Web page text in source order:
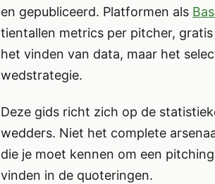
en gepubliceerd. Platformen als
tientallen metrics per pitcher,
het vinden van data, maar het
wedstrategie.
Deze gids richt zich op de
wedders. Niet het complete
die je moet kennen om een
vinden in de quoteringen.